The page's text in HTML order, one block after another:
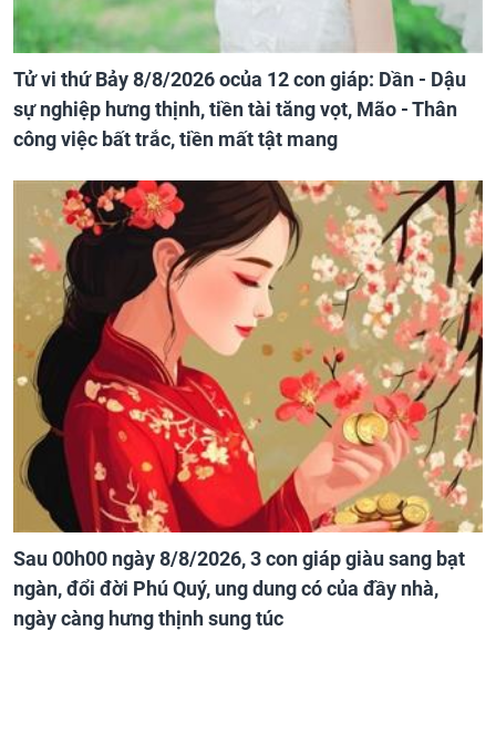
Tử vi thứ Bảy 8/8/2026 ocủa 12 con giáp: Dần - Dậu
sự nghiệp hưng thịnh, tiền tài tăng vọt, Mão - Thân
công việc bất trắc, tiền mất tật mang
Sau 00h00 ngày 8/8/2026, 3 con giáp giàu sang bạt
ngàn, đổi đời Phú Quý, ung dung có của đầy nhà,
ngày càng hưng thịnh sung túc